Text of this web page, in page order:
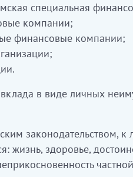
специальная
компании;
финансовые компании;
вклада в виде личных
законодательством,
жизнь, здоровье,